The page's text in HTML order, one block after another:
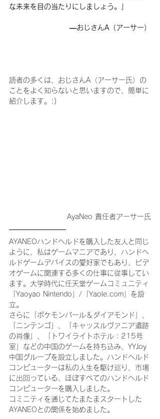
な未来を目の当たりにしましょう。」
—おじさんA（アーサー）
読者の多くは、おじさんA（アーサー氏）の
ことをよく知らないと思いますので、簡単に
紹介します。:)
AyaNeo 責任者アーサー氏
AYANEOハンドヘルドを購入した友人と同じ
ように、私はゲームマニアであり、ハンドヘ
ルドゲームデバイスの愛好家でもあり、ビデ
オゲームに関連する多くの仕事に従事してい
ます。大学時代に任天堂ゲームコミュニティ
「Yaoyao Nintendo」/「Yaole.com」を設
立。
さらに「ポケモンパール＆ダイアモンド」、
「ニンテンゴ」、「キャッスルヴァニア遺跡
の肖像」、「トワイライトホテル：215号
室」などの中国のゲームを持ち込み、YYJoy
中国グループを設立しました。ハンドヘルド
コンピューターは私の人生を駆け巡り、市場
に出回っている、ほぼすべてのハンドヘルド
コンピューターを購入しました。
コミニティを通じてたまたまスタートした
AYANEOとの関係を始めました。